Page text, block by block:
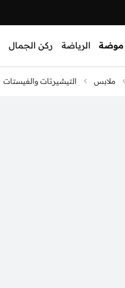
موضة الرياضة ركن الجمال
ملابس التيشيرتات والفيستات